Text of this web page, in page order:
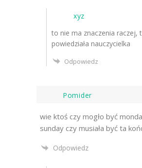
xyz
to nie ma znaczenia raczej,
powiedziała nauczycielka
Odpowiedz
Pomider
wie ktoś czy mogło być
sunday czy musiała być ta
Odpowiedz